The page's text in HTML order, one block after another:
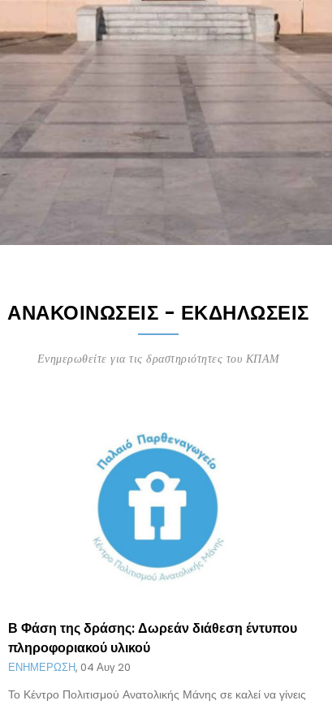
ΑΝΑΚΟΙΝΩΣΕΙΣ - ΕΚΔΗΛΩΣΕΙΣ
Ενημερωθείτε για τις δραστηριότητες του ΚΠΑΜ
Β Φάση της δράσης: Δωρεάν διάθεση έντυπου
πληροφοριακού υλικού
ΕΝΗΜΕΡΩΣΗ, 04 Αυγ 20
Το Κέντρο Πολιτισμού Ανατολικής Μάνης σε καλεί να γίνεις